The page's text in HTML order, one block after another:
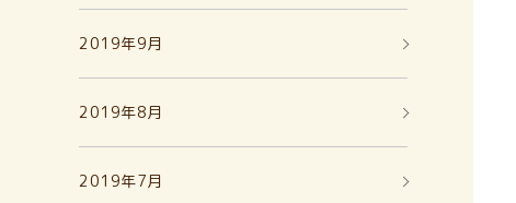
2019年9月
2019年8月
2019年7月